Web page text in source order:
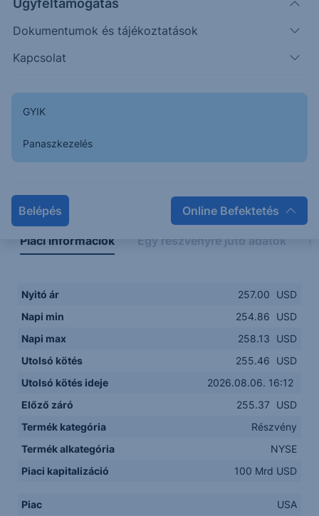
Ügyféltámogatás
Dokumentumok és tájékoztatások
Kapcsolat
GYIK
Panaszkezelés
Belépés Online Befektetés
255.00
Napon belüli Historikus
Piaci információk Egy részvényre jutó adatok
Nyitó ár 257.00
USD
Napi min
254.86
USD
Napi max
258.13
USD
Utolsó kötés
255.46
USD
Utolsó kötés ideje
2026.08.06. 16:12
Előző záró
255.37
USD
Termék kategória
Részvény
Termék alkategória
NYSE
Piaci kapitalizáció
100 Mrd USD
Piac
USA